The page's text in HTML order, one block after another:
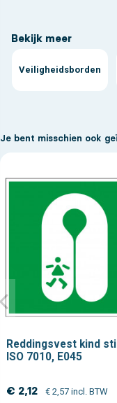
Bekijk meer
Veiligheidsborden
Je bent misschien ook
Reddingsvest kind
ISO 7010, E045
€ 2,12 € 2,57 incl. BTW